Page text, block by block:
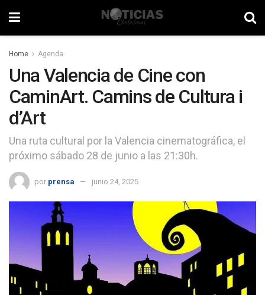
Home Agenda
Una Valencia de Cine con
CaminArt. Camins de Cultura i
d’Art
Una ruta cultural por la Valencia cinematográfica, el
próximo sábado 28 de junio a las 21:30h.
por prensa junio 24, 2025